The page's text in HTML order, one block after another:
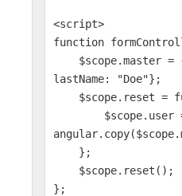
<script>
function
$scope.master =
lastName: "Doe"};
$scope.reset =
$scope.user
};
$scope.reset();
};